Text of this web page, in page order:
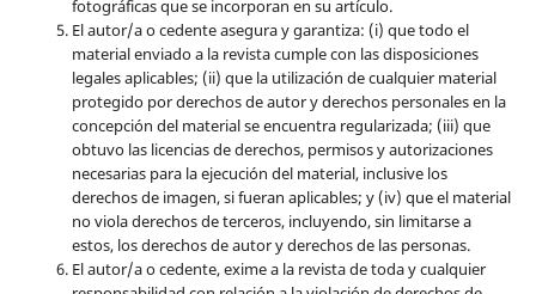
fotográficas que se incorporan en su artículo.
El autor/a o cedente asegura y garantiza: (i) que todo el
material enviado a la revista cumple con las disposiciones
legales aplicables; (ii) que la utilización de cualquier material
protegido por derechos de autor y derechos personales en la
concepción del material se encuentra regularizada; (iii) que
obtuvo las licencias de derechos, permisos y autorizaciones
necesarias para la ejecución del material, inclusive los
derechos de imagen, si fueran aplicables; y (iv) que el material
no viola derechos de terceros, incluyendo, sin limitarse a
estos, los derechos de autor y derechos de las personas.
El autor/a o cedente, exime a la revista de toda y cualquier